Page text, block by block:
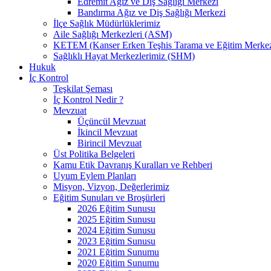
Bandırma Ağız ve Diş Sağlığı Merkezi
İlçe Sağlık Müdürlüklerimiz
Aile Sağlığı Merkezleri (ASM)
KETEM (Kanser Erken Teşhis Tarama ve Eğitim
Sağlıklı Hayat Merkezlerimiz (SHM)
Hukuk
İç Kontrol
Teşkilat Şeması
İç Kontrol Nedir ?
Mevzuat
Üçüncül Mevzuat
İkincil Mevzuat
Birincil Mevzuat
Üst Politika Belgeleri
Kamu Etik Davranış Kuralları ve Rehberi
Uyum Eylem Planları
Misyon, Vizyon, Değerlerimiz
Eğitim Sunuları ve Broşürleri
2026 Eğitim Sunusu
2025 Eğitim Sunusu
2024 Eğitim Sunusu
2023 Eğitim Sunusu
2021 Eğitim Sunumu
2020 Eğitim Sunumu